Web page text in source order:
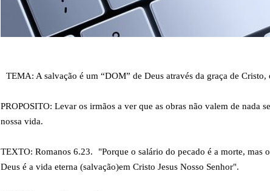
TEMA: A salvação é um “DOM” de Deus através da graça de Cristo,
PROPOSITO: Levar os irmãos a ver que as obras não valem de nada
nossa vida.
TEXTO: Romanos 6.23. "Porque o salário do pecado é a morte, mas
Deus é a vida eterna (salvação)em Cristo Jesus Nosso Senhor".